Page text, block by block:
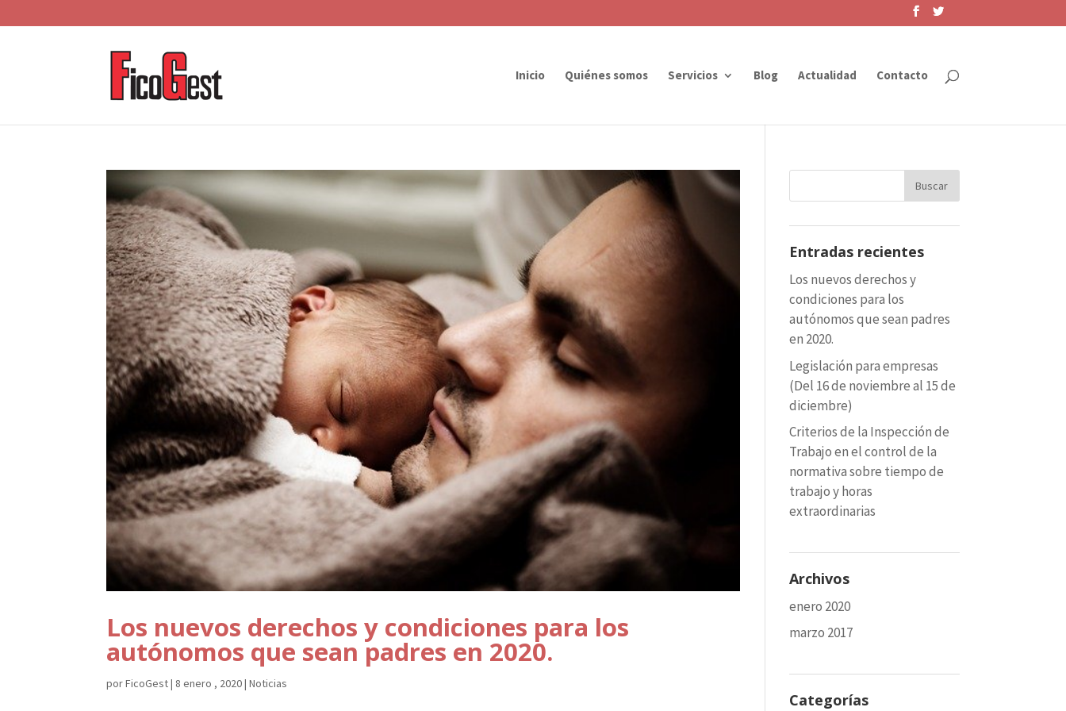
Inicio Quiénes somos Servicios Blog Actualidad Contacto
Los nuevos derechos y condiciones para los
autónomos que sean padres en 2020.
porFicoGest| 8 enero , 2020|Noticias
Entradas recientes
Los nuevos derechos y
condiciones para los
autónomos que sean padres
en 2020.
Legislación para empresas
(Del 16 de noviembre al 15 de
diciembre)
Criterios de la Inspección de
Trabajo en el control de la
normativa sobre tiempo de
trabajo y horas
extraordinarias
Archivos
enero 2020
marzo 2017
Categorías